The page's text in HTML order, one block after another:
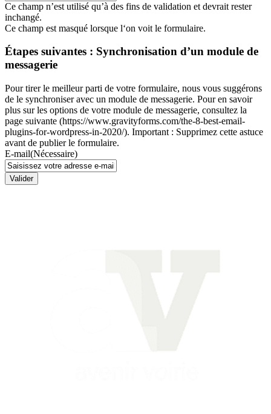
Ce champ n’est utilisé qu’à des fins de validation et devrait rester
inchangé.
Ce champ est masqué lorsque l‘on voit le formulaire.
Étapes suivantes : Synchronisation d’un module de
messagerie
Pour tirer le meilleur parti de votre formulaire, nous vous suggérons
de le synchroniser avec un module de messagerie. Pour en savoir
plus sur les options de votre module de messagerie, consultez la
page suivante (https://www.gravityforms.com/the-8-best-email-
plugins-for-wordpress-in-2020/). Important : Supprimez cette astuce
avant de publier le formulaire.
E-mail(Nécessaire)
Valider